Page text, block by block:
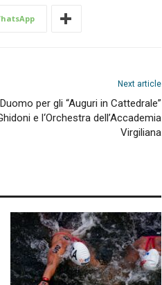
Next article
per gli “Auguri in Cattedrale”
e l‘Orchestra dell’Accademia
Virgiliana